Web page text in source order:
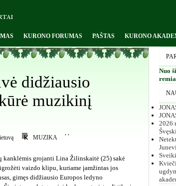
KURONO FORUMAS PAŠTAS KURONO
didžiausio
muzikinį
, ,
MUZIKA
kanklėmis grojanti Lina Žilinskaitė (25) sakė
vaizdo klipu, kuriame įamžintas jos
gimęs didžiausio Europos ledyno
Nuo
2026